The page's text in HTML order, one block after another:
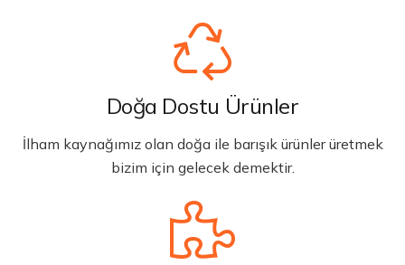
Doğa Dostu Ürünler
İlham kaynağımız olan doğa ile barışık ürünler üretmek
bizim için gelecek demektir.